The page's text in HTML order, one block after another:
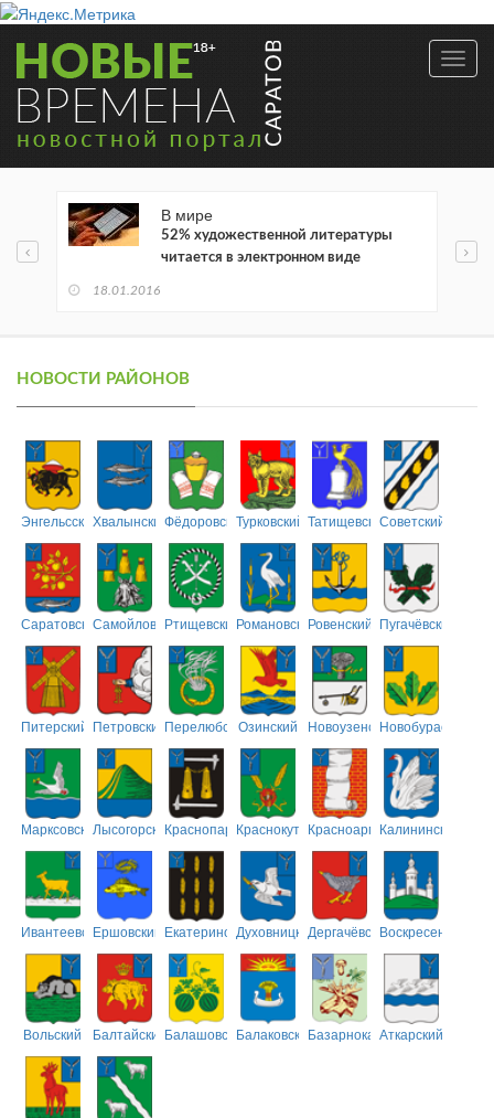
В мире
52% художественной литературы
читается в электронном виде
18.01.2016
НОВОСТИ РАЙОНОВ
ЭнгельсскийХвалынскийФёдоровскийТурковский ТатищевскийСоветский
СаратовскийСамойловскийРтищевскийРомановскийРовенский Пугачёвский
Питерский ПетровскийПерелюбскийОзинский НовоузенскийНовобурасский
МарксовскийЛысогорскийКраснопартизанский
КраснокутскийКрасноармейский
Калининский
ИвантеевскийЕршовский ЕкатериновскийДуховницкийДергачёвскийВоскресенский
Вольский БалтайскийБалашовскийБалаковскийБазарнокарабулакский
Аткарский